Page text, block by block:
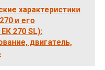
характеристики
и его
270 SL):
двигатель,